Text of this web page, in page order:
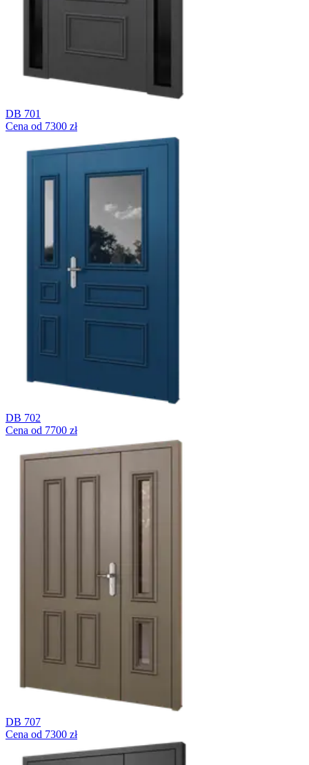
DB 701
Cena od 7300 zł
DB 702
Cena od 7700 zł
DB 707
Cena od 7300 zł